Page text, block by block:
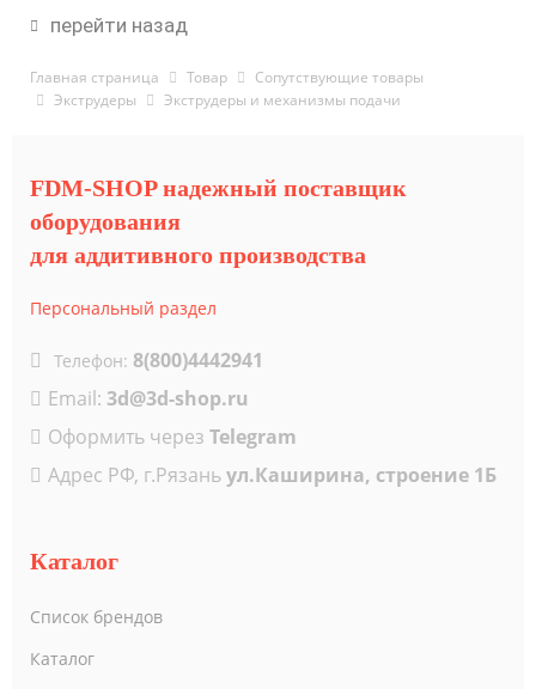
перейти назад
Главная страница Товар
Cопутствующие товары
Экструдеры
Экструдеры и механизмы подачи
FDM-SHOP надежный поставщик
оборудования
для аддитивного производства
Персональный раздел
Телефон: 8(800)4442941
Email: 3d@3d-shop.ru
Оформить через Telegram
Адрес РФ, г.Рязаньул.Каширина, строение 1Б
Каталог
Список брендов
Каталог